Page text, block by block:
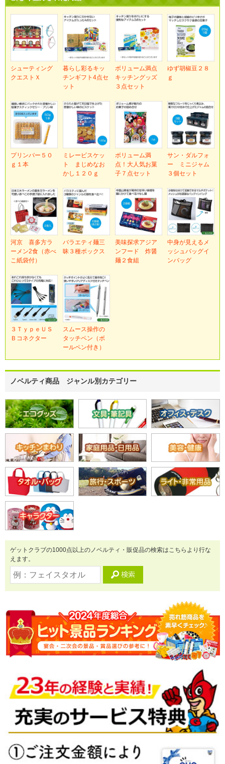
シューティング
クエストＸ
暮らし彩るキッ
チンギフト4点セ
ット
ボリューム満点
キッチングッズ
３点セット
ゆず胡椒豆２８
ｇ
プリンバー５０
ｇ１本
ミレービスケッ
ト まじめなお
かし１２０ｇ
ボリューム満
点！大人気お菓
子７点セット
サン・ダルフォ
ー ミニジャム
３個セット
河京 喜多方ラ
ーメン2食（赤べ
こ紙袋付）
バラエティ麺三
昧３種ボックス
美味探求アジア
ンフード 炸醤
麺２食組
中身が見えるメ
ッシュバッグイ
ンバッグ
３ＴｙｐｅＵＳ
Ｂコネクター
スムース操作の
タッチペン（ボ
ールペン付き）
ノベルティ商品 ジャンル別カテゴリー
ゲットクラブの1000点以上のノベルティ・販促品の検索はこちらより行な
えます。